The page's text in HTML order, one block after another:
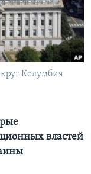
Колумбия
властей